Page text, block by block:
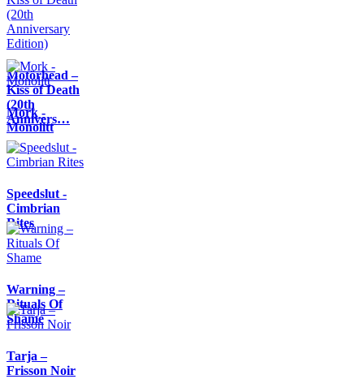
Motörhead –
Kiss of Death
(20th
Annivers…
Mork -
Monolitt
Speedslut -
Cimbrian
Rites
Warning –
Rituals Of
Shame
Tarja –
Frisson Noir